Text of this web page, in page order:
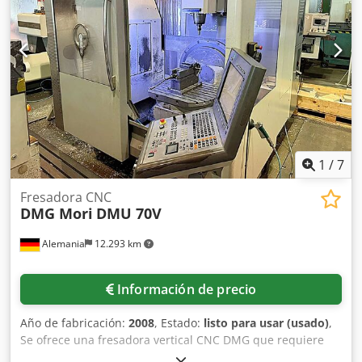
1 /7
Alemania 12.293 km
Fresadora CNC
DMG Mori DMU 70V
Información de precio
Año de fabricación: 2008, Estado: listo para usar (usado),
Se ofrece una fresadora vertical CNC DMG que requiere
reparación. Recorrido X/Y/Z: 750 mm/600 mm/520 mm,